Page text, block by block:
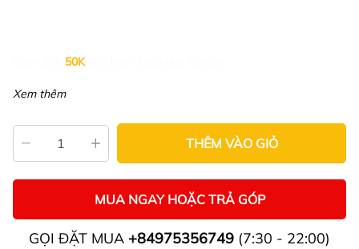
50K
Xem thêm
THÊM VÀO GIỎ
MUA NGAY HOẶC TRẢ GÓP
GỌI ĐẶT MUA +84975356749 (7:30 - 22:00)